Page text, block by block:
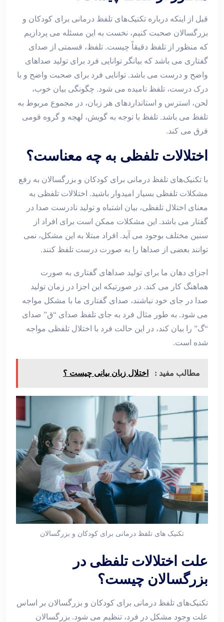
قبل از اینکه درباره تکنیک‌های تلفظ درمانی برای کودکان و
بزرگسالان صحبت کنیم، نخست به این مسئله می پردازیم
که منظور از تلفظ دقیقاً چیست. تلفظ، قسمتی از صدای
گفتاری می باشد که بیانگر توانایی فرد برای تولید صداهای
واضح و درست می باشد. توانایی فرد برای صحبت واضح و با
درک درست، تلفظ نامیده می شود. چگونگی بیان خوب،
لحن، استرس و استانداردهای هر زبان، در مجموع مربوط به
تلفظ می باشد. تلفظ با توجه به گویش، لهجه و گروه قومی
فرق می کند.
اختلالات تلفظی به چه معناست؟
با تکنیک‌های تلفظ درمانی برای کودکان و بزرگسالان به رفع
مشکلات تلفظی بسیار امیدوار باشید. اختلالات تلفظی به
معنای اختلال تلفظی، بیان اشتباه و تولید نادرست صدا در
گفتار می باشد. این مشکلات ممکن است برای افراد از
سنین مختلف بوجود می آید. افراد مبتلا به این مشکل، نمی
توانند بعضی از صداها را به صورت درست تلفظ کنند.
اجزای دهان ما برای تولید صداهای گفتاری به صورت
هماهنگ کار می کند. در صورتیکه این اجزا در زمان تولید
صدا در جای خود نباشند، صدای گفتاری ما با مشکل مواجه
می شود. به طور مثال فرد به جای تلفظ صدای “ق” صدای
“گ” را بیان کند، در این حالت فرد با اختلال تلفظی مواجه
شده است.
مطالب مفید : اختلال زبان بیانی چیست ؟
تکنیک های تلفظ درمانی برای کودکان و بزرگسالان
علت اختلالات تلفظی در
بزرگسالان چیست؟
تکنیک‌های تلفظ درمانی برای کودکان و بزرگسالان بر اساس
علت وجود مشکل در فرد، تنظیم می شود. بزرگسالان